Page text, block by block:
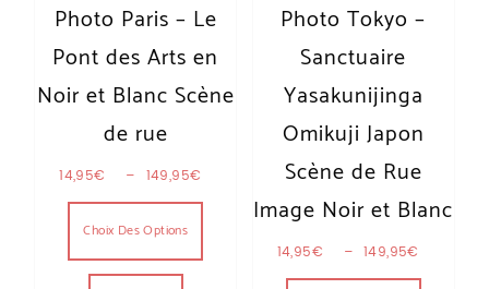
Photo Paris – Le
Pont des Arts en
Noir et Blanc Scène
de rue
14,95€ – 149,95€ Plage de prix : 14,95€ à 149,95€
Choix Des Options
Ce produit a plusieurs variations. Les
Photo Tokyo –
Sanctuaire
Yasakunijinga
Omikuji Japon
Scène de Rue
Image Noir et Blanc
14,95€ – 149,95€
Ce